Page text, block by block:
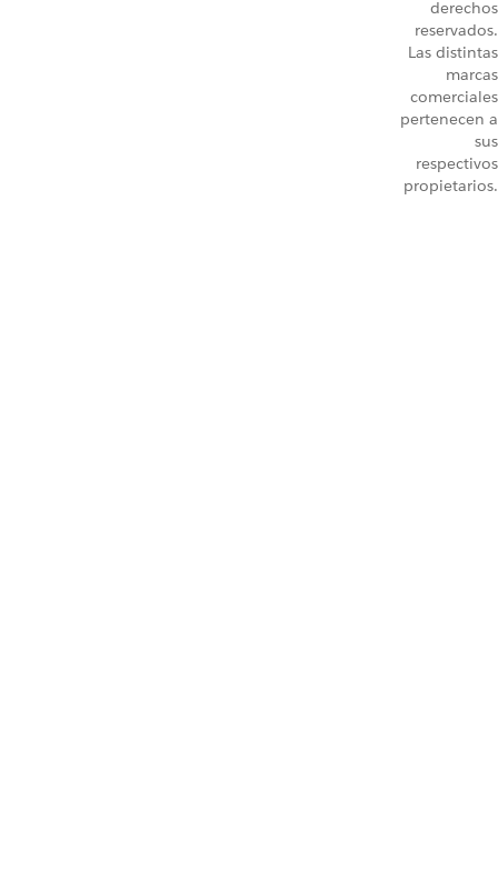
derechos
reservados.
Las distintas
marcas
comerciales
pertenecen a
sus
respectivos
propietarios.